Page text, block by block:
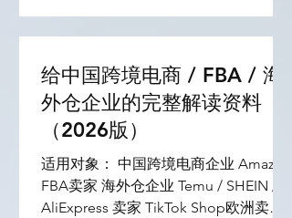
TEMU 的全托管/半托管，还是在
是速卖通的老牌玩家，“合规”已经不是
选择题，而是决定你店铺生死存亡的必
答题。 今天这篇干货，就为你彻底拆解
那些欧洲消费者背后、平台天天催你上
传的六大核心合规通行证。 🛑 第一板
块：电子电气产品的“欧洲通行证” ——
CE 家族 在欧盟，只要你的产品带电
话： 欧洲“低价小包时代”可能快结束
了。 欧盟到底改了什么？ 以前： 中国
发欧洲， 只要： 包裹低于150欧， 基本
就： 免进口关税。 这也是为什么： 中
国小包可以： 9.9欧包邮 19.9欧送到欧
洲 几欧元还能赚钱 因为： 很多商品：
根本不用交关税。 但现在欧盟改规则了
给中国跨境电商 / FBA / 海
外仓企业的完整解读资料
（2026版）
适用对象： 中国跨境电商企业 Amazon
FBA卖家 海外仓企业 Temu / SHEIN /
AliExpress 卖家 TikTok Shop欧洲卖家